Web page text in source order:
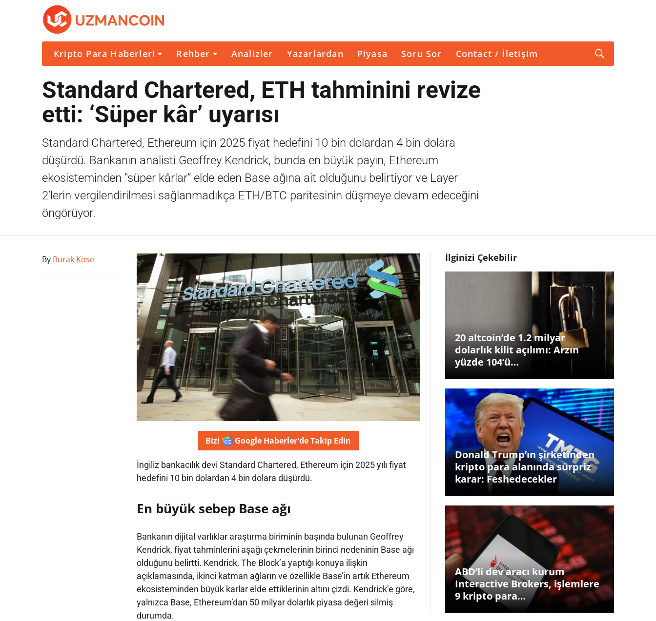
Kripto Para Haberleri Rehber Analizler Yazarlardan Piyasa Soru Sor Contact / İletişim
Standard Chartered, ETH tahminini revize
etti: ‘Süper kâr’ uyarısı
Standard Chartered, Ethereum için 2025 fiyat hedefini 10 bin dolardan 4 bin dolara
düşürdü. Bankanın analisti Geoffrey Kendrick, bunda en büyük payın, Ethereum
ekosisteminden "süper kârlar” elde eden Base ağına ait olduğunu belirtiyor ve Layer
2’lerin vergilendirilmesi sağlanmadıkça ETH/BTC paritesinin düşmeye devam edeceğini
öngörüyor.
By Burak Köse
Bizi Google Haberler'deTakip Edin
İngiliz bankacılık devi Standard Chartered, Ethereum için 2025 yılı fiyat
hedefini 10 bin dolardan 4 bin dolara düşürdü.
En büyük sebep Base ağı
Bankanın dijital varlıklar araştırma biriminin başında bulunan Geoffrey
Kendrick, fiyat tahminlerini aşağı çekmelerinin birinci nedeninin Base ağı
olduğunu belirtti. Kendrick, The Block’a yaptığı konuya ilişkin
açıklamasında, ikinci katman ağların ve özellikle Base’in artık Ethereum
ekosisteminden büyük karlar elde ettiklerinin altını çizdi. Kendrick’e göre,
yalnızca Base, Ethereum’dan 50 milyar dolarlık piyasa değeri silmiş
durumda.
İlginizi Çekebilir
20 altcoin’de 1.2 milyar
dolarlık kilit açılımı: Arzın
yüzde 104’ü…
Donald Trump’ın şirketinden
kripto para alanında sürpriz
karar: Feshedecekler
ABD’li dev aracı kurum
Interactive Brokers, işlemlere
9 kripto para…